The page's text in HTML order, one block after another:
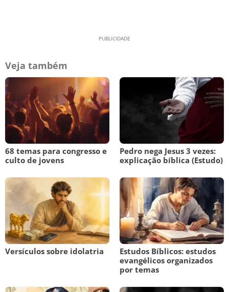
Veja também
68 temas para congresso e
culto de jovens
Pedro nega Jesus 3 vezes:
explicação bíblica (Estudo)
Versículos sobre idolatria
Estudos Bíblicos: estudos
evangélicos organizados
por temas